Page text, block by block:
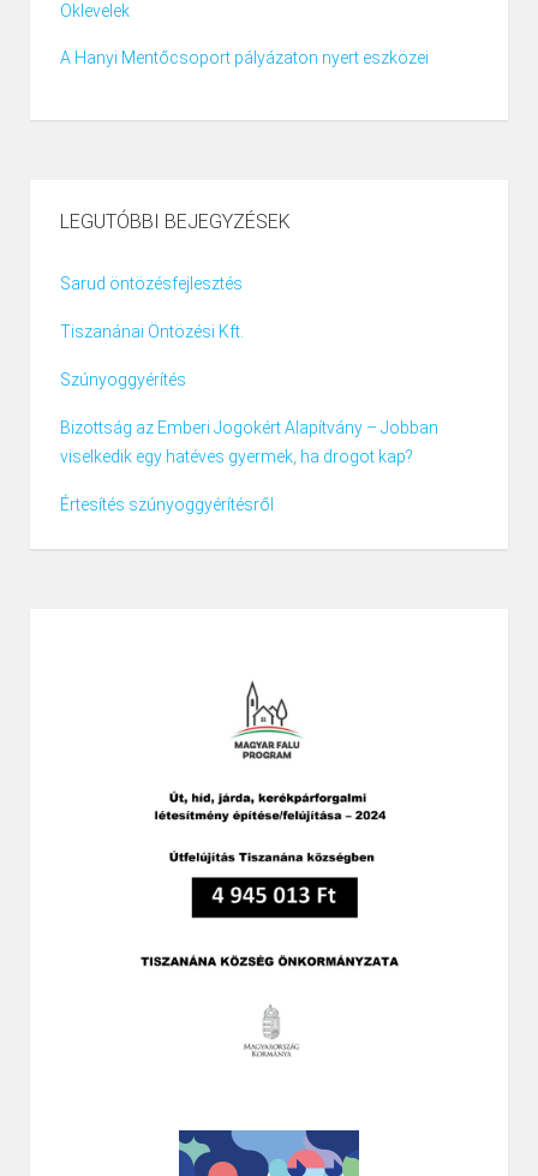
Oklevelek
A Hanyi Mentőcsoport pályázaton nyert eszközei
LEGUTÓBBI BEJEGYZÉSEK
Sarud öntözésfejlesztés
Tiszanánai Öntözési Kft.
Szúnyoggyérítés
Bizottság az Emberi Jogokért Alapítvány – Jobban
viselkedik egy hatéves gyermek, ha drogot kap?
Értesítés szúnyoggyérítésről